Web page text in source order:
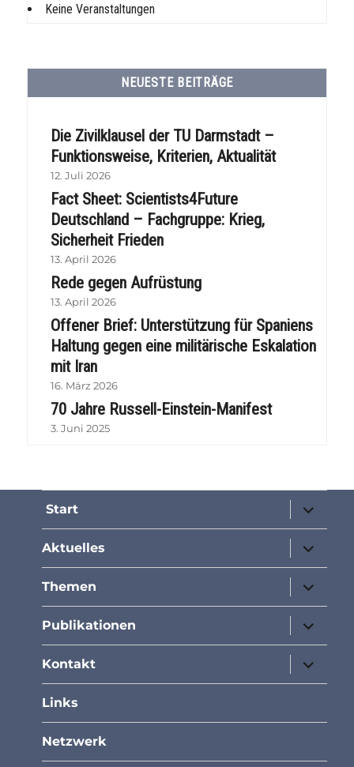
Keine Veranstaltungen
NEUESTE BEITRÄGE
Die Zivilklausel der TU Darmstadt –
Funktionsweise, Kriterien, Aktualität
12. Juli 2026
Fact Sheet: Scientists4Future
Deutschland – Fachgruppe: Krieg,
Sicherheit Frieden
13. April 2026
Rede gegen Aufrüstung
13. April 2026
Offener Brief: Unterstützung für Spaniens
Haltung gegen eine militärische Eskalation
mit Iran
16. März 2026
70 Jahre Russell-Einstein-Manifest
3. Juni 2025
Start
öffnen
Aktuelles
öffnen
Themen
öffnen
Publikationen
öffnen
Kontakt
öffnen
Links
Netzwerk